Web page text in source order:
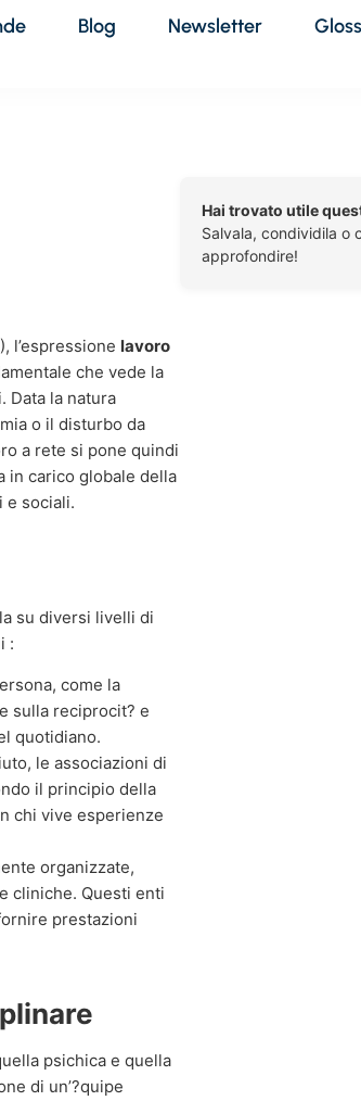
Blog Newsletter
l’espressione lavoro
che vede la
Data la natura
o il disturbo da
a rete si pone quindi
in carico globale della
e sociali.
su diversi livelli di
:
come la
sulla reciprocit? e
quotidiano.
le associazioni di
il principio della
chi vive esperienze
organizzate,
cliniche. Questi enti
prestazioni
psichica e quella
di un’?quipe
Hai trovato utile
Salvala, condividila o
approfondire!